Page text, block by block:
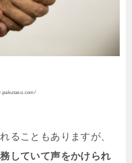
ることもありますが、
していて声をかけられ